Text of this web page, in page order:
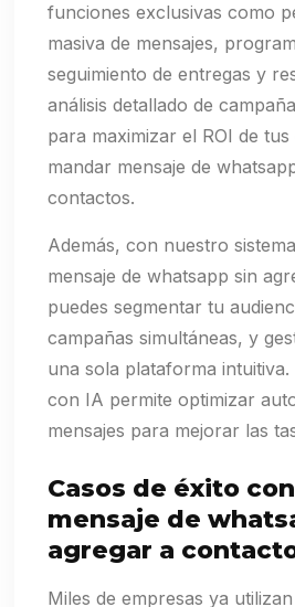
funciones exclusivas como
masiva de mensajes,
seguimiento de entregas y
análisis detallado de
para maximizar el ROI de tus
mandar mensaje de
contactos.
Además, con nuestro
mensaje de whatsapp sin
puedes segmentar tu
campañas simultáneas, y
una sola plataforma intuitiva.
con IA permite optimizar
mensajes para mejorar las
Casos de éxito
mensaje de
agregar a
Miles de empresas ya